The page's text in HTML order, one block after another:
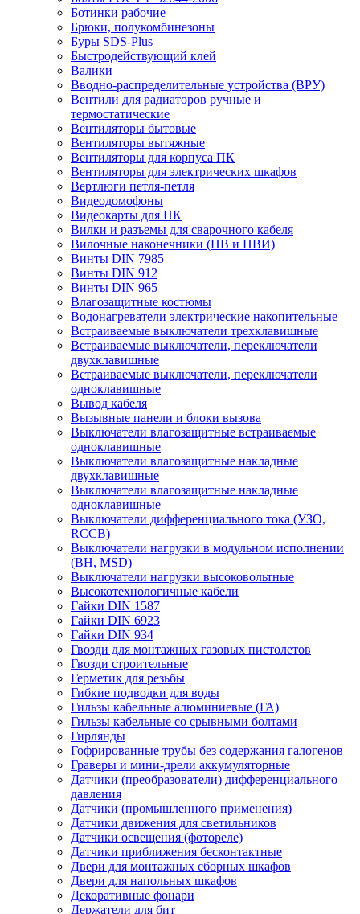
Ботинки рабочие
Брюки, полукомбинезоны
Буры SDS-Plus
Быстродействующий клей
Валики
Вводно-распределительные устройства (ВРУ)
Вентили для радиаторов ручные и
термостатические
Вентиляторы бытовые
Вентиляторы вытяжные
Вентиляторы для корпуса ПК
Вентиляторы для электрических шкафов
Вертлюги петля-петля
Видеодомофоны
Видеокарты для ПК
Вилки и разъемы для сварочного кабеля
Вилочные наконечники (НВ и НВИ)
Винты DIN 7985
Винты DIN 912
Винты DIN 965
Влагозащитные костюмы
Водонагреватели электрические накопительные
Встраиваемые выключатели трехклавишные
Встраиваемые выключатели, переключатели
двухклавишные
Встраиваемые выключатели, переключатели
одноклавишные
Вывод кабеля
Вызывные панели и блоки вызова
Выключатели влагозащитные встраиваемые
одноклавишные
Выключатели влагозащитные накладные
двухклавишные
Выключатели влагозащитные накладные
одноклавишные
Выключатели дифференциального тока (УЗО,
RCCB)
Выключатели нагрузки в модульном исполнении
(ВН, MSD)
Выключатели нагрузки высоковольтные
Высокотехнологичные кабели
Гайки DIN 1587
Гайки DIN 6923
Гайки DIN 934
Гвозди для монтажных газовых пистолетов
Гвозди строительные
Герметик для резьбы
Гибкие подводки для воды
Гильзы кабельные алюминиевые (ГА)
Гильзы кабельные со срывными болтами
Гирлянды
Гофрированные трубы без содержания галогенов
Граверы и мини-дрели аккумуляторные
Датчики (преобразователи) дифференциального
давления
Датчики (промышленного применения)
Датчики движения для светильников
Датчики освещения (фотореле)
Датчики приближения бесконтактные
Двери для монтажных сборных шкафов
Двери для напольных шкафов
Декоративные фонари
Держатели для бит